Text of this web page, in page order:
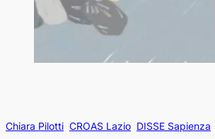
Chiara Pilotti CROAS Lazio DISSE Sapienza